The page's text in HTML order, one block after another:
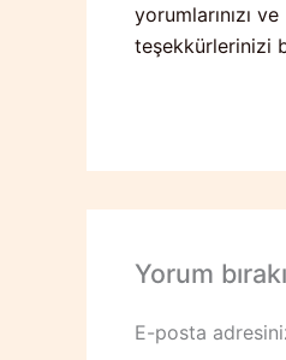
yorumlarınızı ve
teşekkürlerinizi
Yorum
E-posta